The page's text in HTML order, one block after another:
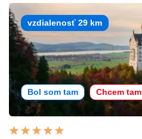
vzdialenosť 29 km
Bol som tam Chcem tam